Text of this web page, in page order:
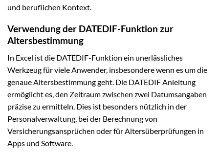
und beruflichen Kontext.
Verwendung der DATEDIF-Funktion zur
Altersbestimmung
In Excel ist die DATEDIF-Funktion ein unerlässliches
Werkzeug für viele Anwender, insbesondere wenn es um die
genaue Altersbestimmung geht. Die DATEDIF Anleitung
ermöglicht es, den Zeitraum zwischen zwei Datumsangaben
präzise zu ermitteln. Dies ist besonders nützlich in der
Personalverwaltung, bei der Berechnung von
Versicherungsansprüchen oder für Altersüberprüfungen in
Apps und Software.